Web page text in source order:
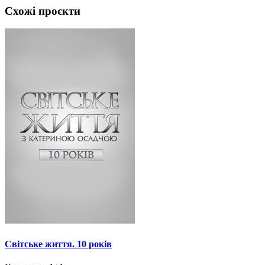
Схожі проєкти
Світське життя. 10 років